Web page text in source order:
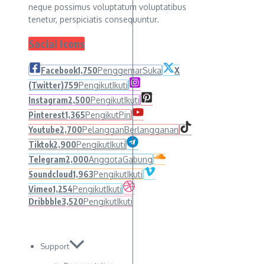
neque possimus voluptatum voluptatibus
tenetur, perspiciatis consequuntur.
Social Icons
Facebook1,750PenggemarSuka
X
(Twitter)759PengikutIkuti
Instagram2,500PengikutIkuti
Pinterest1,365PengikutPin
Youtube2,700PelangganBerlangganan
Tiktok2,900PengikutIkuti
Telegram2,000AnggotaGabung
Soundcloud1,963PengikutIkuti
Vimeo1,254PengikutIkuti
Dribbble3,520PengikutIkuti
Support